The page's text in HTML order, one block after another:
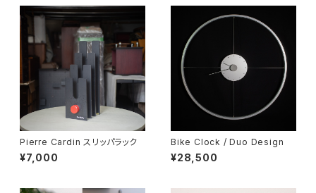
Pierre Cardin スリッパラック
¥7,000
Bike Clock / Duo Design
¥28,500